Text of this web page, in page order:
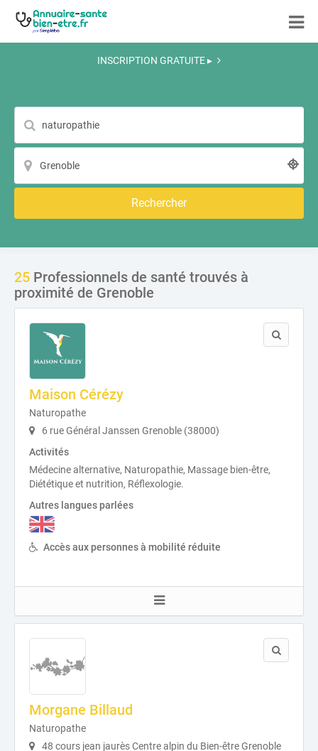
INSCRIPTION GRATUITE ▸
Rechercher
25 Professionnels de santé trouvés à
proximité de Grenoble
Maison Cérézy
Naturopathe
6 rue Général Janssen Grenoble (38000)
Activités
Médecine alternative, Naturopathie, Massage bien-être,
Diététique et nutrition, Réflexologie.
Autres langues parlées
Accès aux personnes à mobilité réduite
Morgane Billaud
Naturopathe
48 cours jean jaurès Centre alpin du Bien-être Grenoble